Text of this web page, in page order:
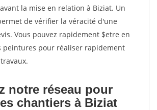
la mise en relation à Biziat. Un
de vérifier la véracité d'une
Vous pouvez rapidement $etre en
peintures pour réaliser rapidement
notre réseau pour
chantiers à Biziat